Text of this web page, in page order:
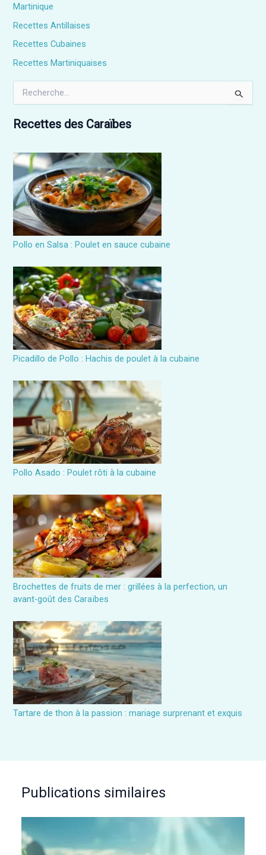
Martinique
Recettes Antillaises
Recettes Cubaines
Recettes Martiniquaises
h
c
h
e
r
:
Recettes des Caraïbes
Pollo en Salsa : Poulet en sauce cubaine
Picadillo de Pollo : Hachis de poulet à la cubaine
Pollo Asado : Poulet rôti à la cubaine
Brochettes de fruits de mer : grillées à la perfection, un
avant-goût des Caraïbes
Tartare de thon à la passion : mariage surprenant et exquis
Publications similaires